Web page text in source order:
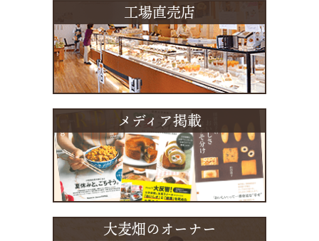
工場直売店
メディア掲載
大麦畑のオーナー